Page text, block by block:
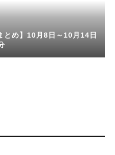
とめ】10月8日～10月14日